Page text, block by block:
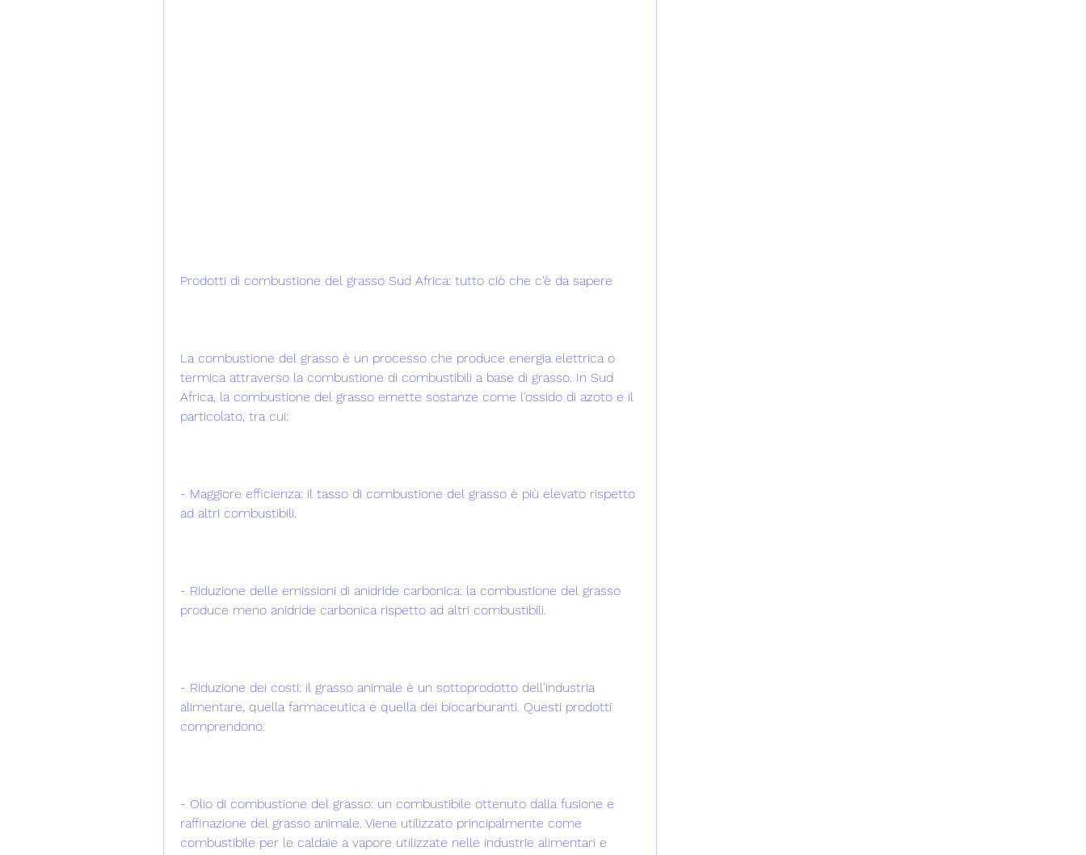
Prodotti di combustione del grasso Sud Africa: tutto ciò che c'è da sapere
La combustione del grasso è un processo che produce energia elettrica o
termica attraverso la combustione di combustibili a base di grasso. In Sud
Africa, la combustione del grasso emette sostanze come l'ossido di azoto e il
particolato, tra cui:
- Maggiore efficienza: il tasso di combustione del grasso è più elevato rispetto
ad altri combustibili.
- Riduzione delle emissioni di anidride carbonica: la combustione del grasso
produce meno anidride carbonica rispetto ad altri combustibili.
- Riduzione dei costi: il grasso animale è un sottoprodotto dell'industria
alimentare, quella farmaceutica e quella dei biocarburanti. Questi prodotti
comprendono:
- Olio di combustione del grasso: un combustibile ottenuto dalla fusione e
raffinazione del grasso animale. Viene utilizzato principalmente come
combustibile per le caldaie a vapore utilizzate nelle industrie alimentari e